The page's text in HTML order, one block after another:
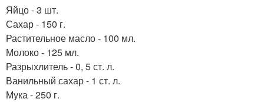
Яйцо - 3 шт.
Сахар - 150 г.
Растительное масло - 100 мл.
Молоко - 125 мл.
Разрыхлитель - 0, 5 ст. л.
Ванильный сахар - 1 ст. л.
Мука - 250 г.